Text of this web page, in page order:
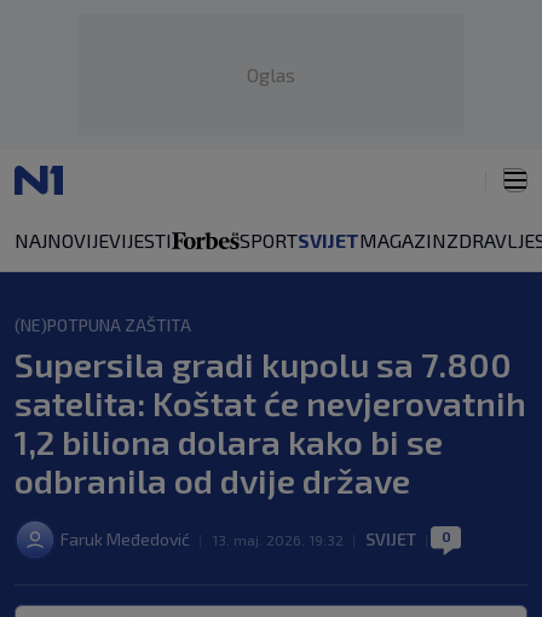
Oglas
NAJNOVIJEVIJESTI SPORTSVIJETMAGAZINZDRAVLJE
(NE)POTPUNA ZAŠTITA
Supersila gradi kupolu sa 7.800
satelita: Koštat će nevjerovatnih
1,2 biliona dolara kako bi se
odbranila od dvije države
Faruk Međedović 13. maj. 2026. 19:32 SVIJET 0